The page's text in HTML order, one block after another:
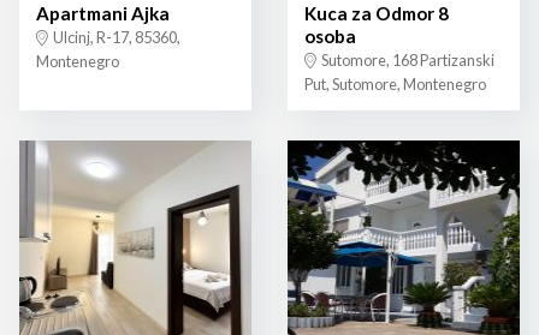
Apartmani Ajka
Ulcinj, R-17, 85360,
Montenegro
Kuca za Odmor 8
osoba
Sutomore, 168 Partizanski
Put, Sutomore, Montenegro